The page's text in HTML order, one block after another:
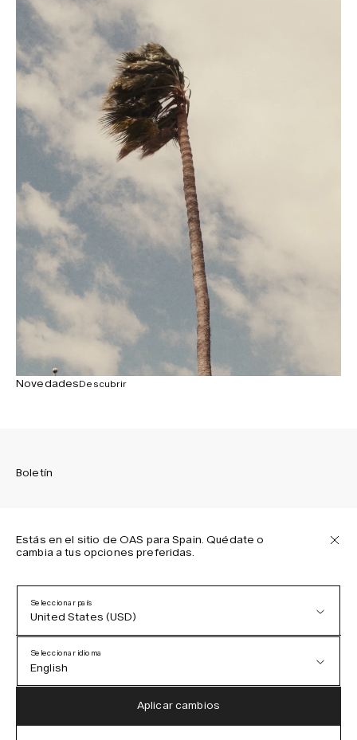
NovedadesDescubrir
Boletín
Suscríbete para recibir las últimas novedades sobre las
Política de privacidad
Términos y condiciones
Accesibilidad
Política de cookies
Estás en el sitio de OAS para Spain. Quédate o
cambia a tus opciones preferidas.
Seleccionar país
United States (USD)
Austria (EUR)
Seleccionar idioma
English
German
Aplicar cambios